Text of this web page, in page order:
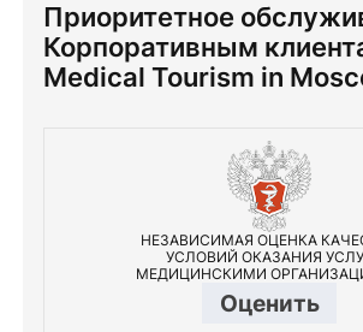
Приоритетное
Корпоративным
Medical Tourism in
НЕЗАВИСИМАЯ ОЦЕНКА
УСЛОВИЙ ОКАЗАНИЯ
МЕДИЦИНСКИМИ
Оценить